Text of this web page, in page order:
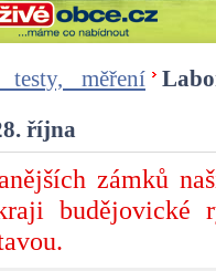
testy, měření
října
zámků
budějovické